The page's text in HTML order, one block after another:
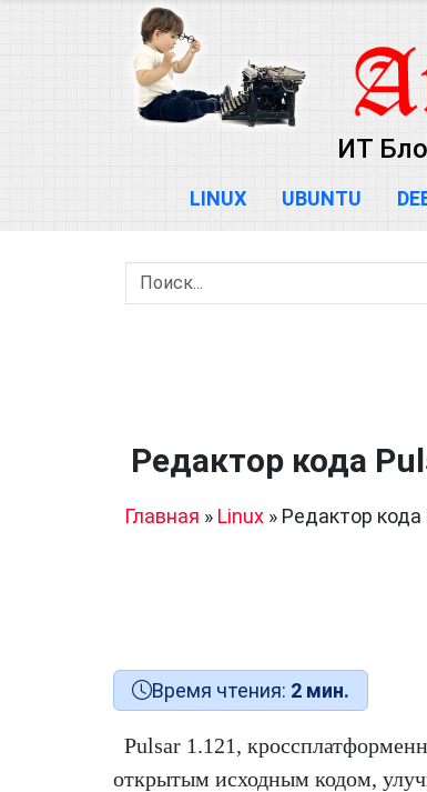
ИТ
LINUX UBUNTU
Редактор кода
Главная » Linux » Редактор
Время чтения: 2 мин.
Pulsar 1.121,
открытым исходным кодом,